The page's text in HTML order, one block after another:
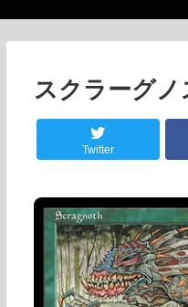
スクラーグノ
Twitter